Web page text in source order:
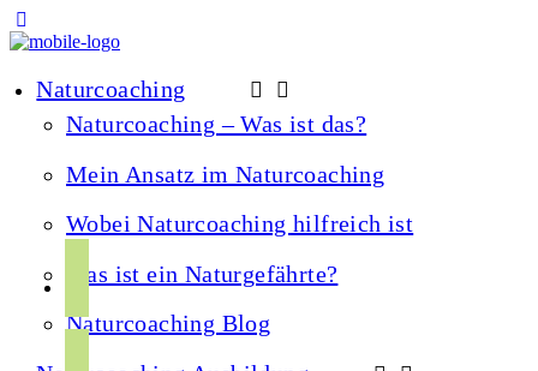
Naturcoaching
Naturcoaching – Was ist das?
Mein Ansatz im Naturcoaching
Wobei Naturcoaching hilfreich ist
Was ist ein Naturgefährte?
Naturcoaching Blog
c